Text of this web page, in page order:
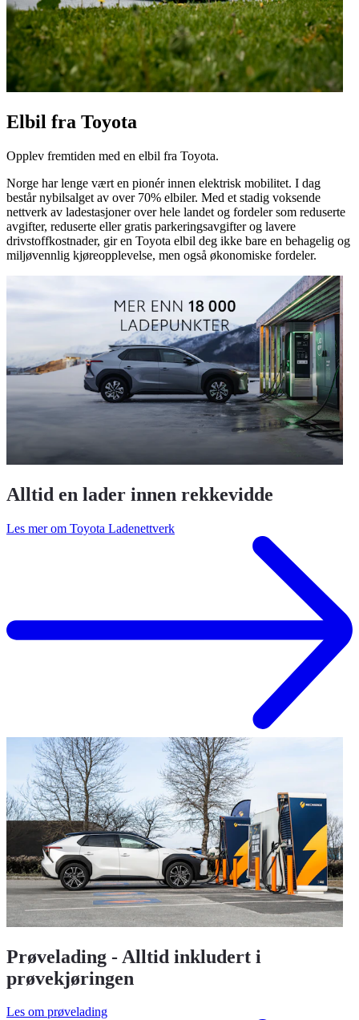
Elbil fra Toyota
Opplev fremtiden med en elbil fra Toyota.
Norge har lenge vært en pionér innen elektrisk mobilitet. I dag
består nybilsalget av over 70% elbiler. Med et stadig voksende
nettverk av ladestasjoner over hele landet og fordeler som reduserte
avgifter, reduserte eller gratis parkeringsavgifter og lavere
drivstoffkostnader, gir en Toyota elbil deg ikke bare en behagelig og
miljøvennlig kjøreopplevelse, men også økonomiske fordeler.
Alltid en lader innen rekkevidde
Les mer om Toyota Ladenettverk
Prøvelading - Alltid inkludert i
prøvekjøringen
Les om prøvelading